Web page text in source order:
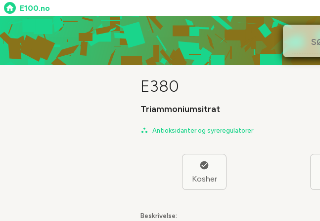
E100.no
E380
Triammoniumsitrat
Antioksidanter og syreregulatorer
Kosher
Beskrivelse: